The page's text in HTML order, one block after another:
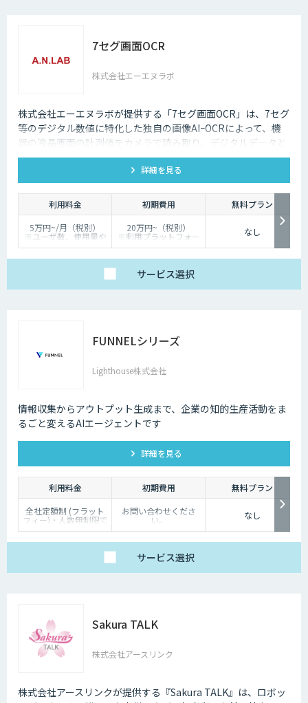
7セグ画面OCR
株式会社エーエヌラボ
株式会社エーエヌラボが提供する「7セグ画面OCR」は、7セグ
等のデジタル数値に特化した独自の画像AIｰOCRによって、機
器の液晶画面の計測値をカメラで読み取り、デジタルデータと
して記録するサービスです
詳細を見る
利用料金 初期費用
無料プラン
5万円~/月（税別）
※ユーザ数、使用量や
カスタマイズ要望に応
20万円~（税別）
※利用プラットフォー
ムや必要なチューニン
なし
サービス選択
FUNNELシリーズ
Lighthouse株式会社
情報収集からアウトプット生成まで、企業の知的生産活動をま
るごと変えるAIエージェントです
詳細を見る
利用料金 初期費用
無料プラン
全社定額制 (フラット
フィー)・人数無制限で
ご利用いただけます。
お問い合わせくださ
い。 なし
サービス選択
Sakura TALK
株式会社アースリンク
株式会社アースリンクが提供する『Sakura TALK』は、ロボッ